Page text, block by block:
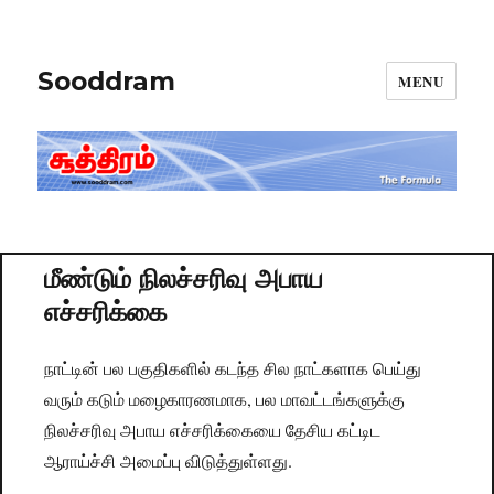
Sooddram MENU
மீண்டும் நிலச்சரிவு அபாய
எச்சரிக்கை
நாட்டின் பல பகுதிகளில் கடந்த சில நாட்களாக பெய்து
வரும் கடும் மழைகாரணமாக, பல மாவட்டங்களுக்கு
நிலச்சரிவு அபாய எச்சரிக்கையை தேசிய கட்டிட
ஆராய்ச்சி அமைப்பு விடுத்துள்ளது.